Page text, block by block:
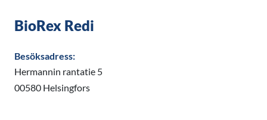
BioRex Redi
Besöksadress:
Hermannin rantatie 5
00580 Helsingfors